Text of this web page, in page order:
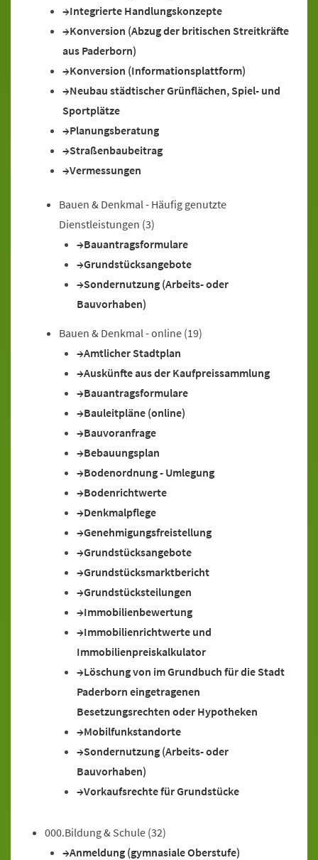
Integrierte Handlungskonzepte
Konversion (Abzug der britischen Streitkräfte
aus Paderborn)
Konversion (Informationsplattform)
Neubau städtischer Grünflächen, Spiel- und
Sportplätze
Planungsberatung
Straßenbaubeitrag
Vermessungen
Bauen & Denkmal - Häufig genutzte
Dienstleistungen (3)
Bauantragsformulare
Grundstücksangebote
Sondernutzung (Arbeits- oder
Bauvorhaben)
Bauen & Denkmal - online (19)
Amtlicher Stadtplan
Auskünfte aus der Kaufpreissammlung
Bauantragsformulare
Bauleitpläne (online)
Bauvoranfrage
Bebauungsplan
Bodenordnung - Umlegung
Bodenrichtwerte
Denkmalpflege
Genehmigungsfreistellung
Grundstücksangebote
Grundstücksmarktbericht
Grundstücksteilungen
Immobilienbewertung
Immobilienrichtwerte und
Immobilienpreiskalkulator
Löschung von im Grundbuch für die Stadt
Paderborn eingetragenen
Besetzungsrechten oder Hypotheken
Mobilfunkstandorte
Sondernutzung (Arbeits- oder
Bauvorhaben)
Vorkaufsrechte für Grundstücke
000.Bildung & Schule (32)
Anmeldung (gymnasiale Oberstufe)